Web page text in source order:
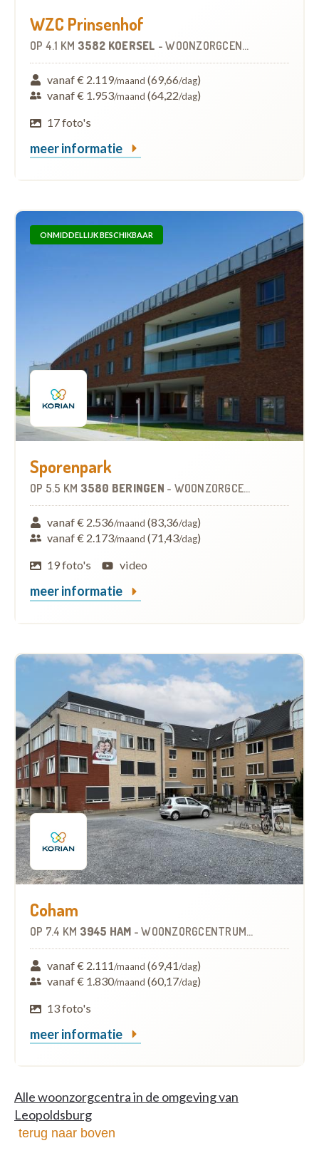
WZC Prinsenhof
OP 4.1 KM 3582 KOERSEL -WOONZORGCENTRUM (WZC)
vanaf € 2.119/maand (69,66/dag)
vanaf € 1.953/maand (64,22/dag)
17 foto's
meer informatie
ONMIDDELLIJK BESCHIKBAAR
Sporenpark
OP 5.5 KM 3580 BERINGEN - WOONZORGCENTRUM (WZC)
vanaf € 2.536/maand (83,36/dag)
vanaf € 2.173/maand (71,43/dag)
19 foto's
video
meer informatie
Coham
OP 7.4 KM 3945 HAM -WOONZORGCENTRUM (WZC)
vanaf € 2.111/maand (69,41/dag)
vanaf € 1.830/maand (60,17/dag)
13 foto's
meer informatie
Alle woonzorgcentra in de omgeving van
Leopoldsburg
terug naar boven